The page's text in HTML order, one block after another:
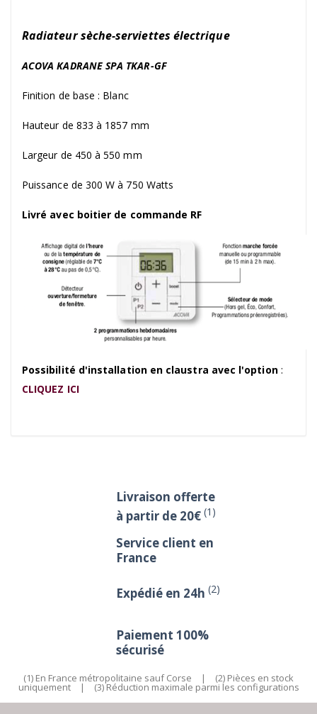
Radiateur sèche-serviettes électrique
ACOVA KADRANE SPA TKAR-GF
Finition de base : Blanc
Hauteur de 833 à 1857 mm
Largeur de 450 à 550 mm
Puissance de 300 W à 750 Watts
Livré avec boitier de commande RF
Possibilité d'installation en claustra avec l'option :
CLIQUEZ ICI
Livraison offerte
à partir de 20€ (1)
Service client en
France
Expédié en 24h (2)
Paiement 100%
sécurisé
(1) En France métropolitaine sauf Corse | (2) Pièces en stock
uniquement | (3) Réduction maximale parmi les configurations